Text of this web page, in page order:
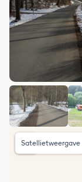
Satellietweergave